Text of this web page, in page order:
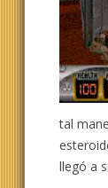
tal
llegó a